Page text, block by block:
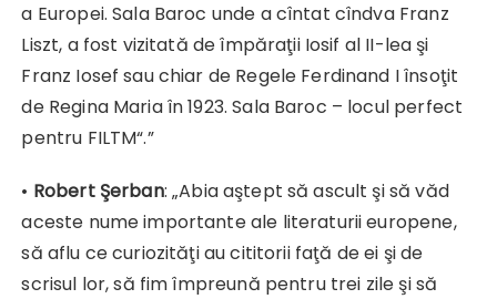
a Europei. Sala Baroc unde a cîntat cîndva Franz
Liszt, a fost vizitată de împăraţii Iosif al II-lea şi
Franz Iosef sau chiar de Regele Ferdinand I însoţit
de Regina Maria în 1923. Sala Baroc – locul perfect
pentru FILTM“.”
• Robert Şerban: „Abia aştept să ascult şi să văd
aceste nume importante ale literaturii europene,
să aflu ce curiozităţi au cititorii faţă de ei şi de
scrisul lor, să fim împreună pentru trei zile şi să